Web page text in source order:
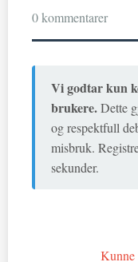
0 kommentarer
Vi godtar kun
brukere.Dette
og respektfull
misbruk.
sekunder.
Kunne